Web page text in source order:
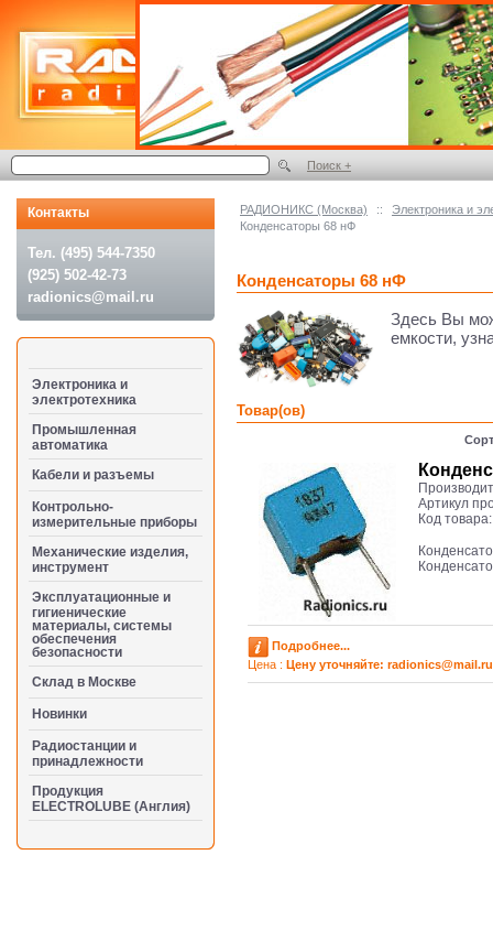
РАДИОНИКС (Москва) ::
Электроника и
Конденсаторы 68 нФ
Конденсаторы 68 нФ
Здесь Вы
емкости,
Товар(ов)
Артикул
Код
Подробнее...
Цена : Цену уточняйте: radioniсs@mail.ru
Контакты
Тел. (495) 544-7350
(925) 502-42-73
radionics@mail.ru
Электроника и
электротехника
Промышленная
автоматика
Кабели и разъемы
Контрольно-
измерительные приборы
Механические изделия,
инструмент
Эксплуатационные и
гигиенические
материалы, системы
обеспечения
безопасности
Cклад в Москве
Новинки
Радиостанции и
принадлежности
Продукция
ELECTROLUBE (Англия)
Поиск +